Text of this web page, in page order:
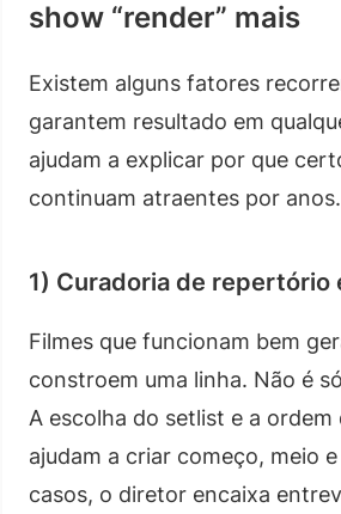
show “render” mais
Existem alguns fatores
garantem resultado em
ajudam a explicar por que
continuam atraentes por anos.
1) Curadoria de repertório
Filmes que funcionam bem
constroem uma linha. Não é
A escolha do setlist e a ordem
ajudam a criar começo, meio
casos, o diretor encaixa